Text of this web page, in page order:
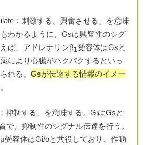
：刺激する、興奮させる」を意味
わかるように、Gsは興奮性のシグ
ば、アドレナリンβ1受容体はGsと
により心臓がバクバクするといっ
れる。Gsが伝達する情報のイメー
抑制する」を意味する。GiはGsと
で、抑制性のシグナル伝達を行う。
受容体はGi/oと共役しており、作動